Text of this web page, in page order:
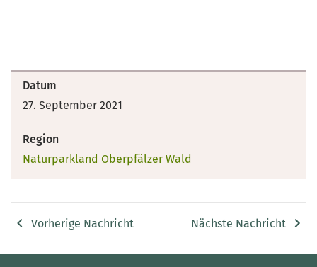
Datum
27. September 2021
Region
Naturparkland Oberpfälzer Wald
Vorherige Nachricht Nächste Nachricht